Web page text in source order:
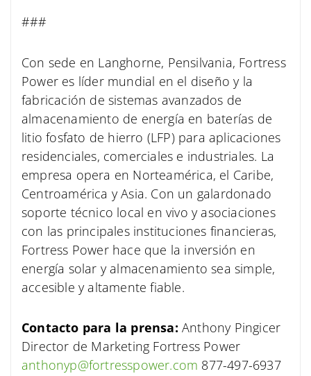
###
Con sede en Langhorne, Pensilvania, Fortress
Power es líder mundial en el diseño y la
fabricación de sistemas avanzados de
almacenamiento de energía en baterías de
litio fosfato de hierro (LFP) para aplicaciones
residenciales, comerciales e industriales. La
empresa opera en Norteamérica, el Caribe,
Centroamérica y Asia. Con un galardonado
soporte técnico local en vivo y asociaciones
con las principales instituciones financieras,
Fortress Power hace que la inversión en
energía solar y almacenamiento sea simple,
accesible y altamente fiable.
Contacto para la prensa: Anthony Pingicer
Director de Marketing Fortress Power
anthonyp@fortresspower.com 877-497-6937